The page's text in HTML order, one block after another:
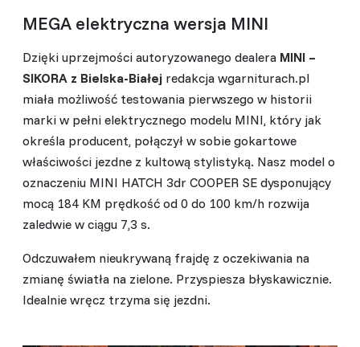
MEGA elektryczna wersja MINI
Dzięki uprzejmości autoryzowanego dealera MINI –
SIKORA z Bielska-Białej redakcja wgarniturach.pl
miała możliwość testowania pierwszego w historii
marki w pełni elektrycznego modelu MINI, który jak
określa producent, połączył w sobie gokartowe
właściwości jezdne z kultową stylistyką. Nasz model o
oznaczeniu MINI HATCH 3dr COOPER SE dysponujący
mocą 184 KM prędkość od 0 do 100 km/h rozwija
zaledwie w ciągu 7,3 s.
Odczuwałem nieukrywaną frajdę z oczekiwania na
zmianę światła na zielone. Przyspiesza błyskawicznie.
Idealnie wręcz trzyma się jezdni.